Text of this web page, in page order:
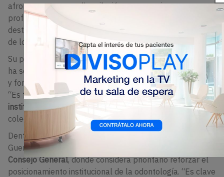
afrontar esta etapa “con ilusión, compromiso y un
profundo sentido de responsabilidad hacia la profesión”,
destacando la importancia de trasladar las necesidades
de los profesionales a los órganos de decisión estatales.
Su participación en el Comité Ejecutivo permitirá, según
ha señalado, fortalecerla voz de la odontología catalana
y fomentar la colaboración entre colegios profesionales.
“Es fundamental impulsar una mayorcoordinación
institucional y compartir experiencias
para avanzar como
colectivo”, subraya.
Dentro de sus nuevas responsabilidades, la Dra.
Guerrero se incorpora a la
Consejo General, donde considera prioritario reforzar el
posicionamiento institucional de la odontología. “Es clave